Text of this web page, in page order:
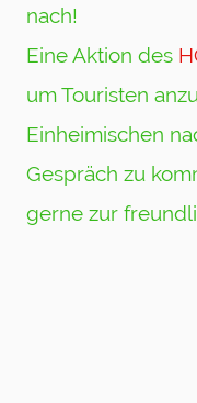
nach!
Eine Aktion des
um Touristen
Einheimischen
Gespräch zu
gerne zur